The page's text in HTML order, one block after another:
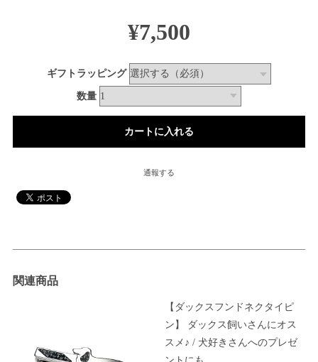
¥7,500
ギフトラッピング
数量
通報する
関連商品
【ダックスフンドネクタイピ
ン】 ダックス飼いさんにオス
スメ♪ / 犬好きさんへのプレゼ